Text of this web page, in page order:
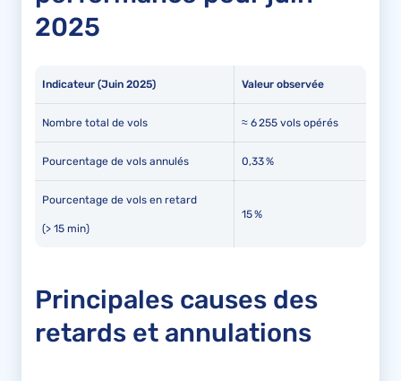
2025
Indicateur (Juin 2025) Valeur observée
Nombre total de vols ≈ 6 255 vols opérés
Pourcentage de vols annulés 0,33 %
Pourcentage de vols en retard
(> 15 min)
15 %
Principales causes des
retards et annulations